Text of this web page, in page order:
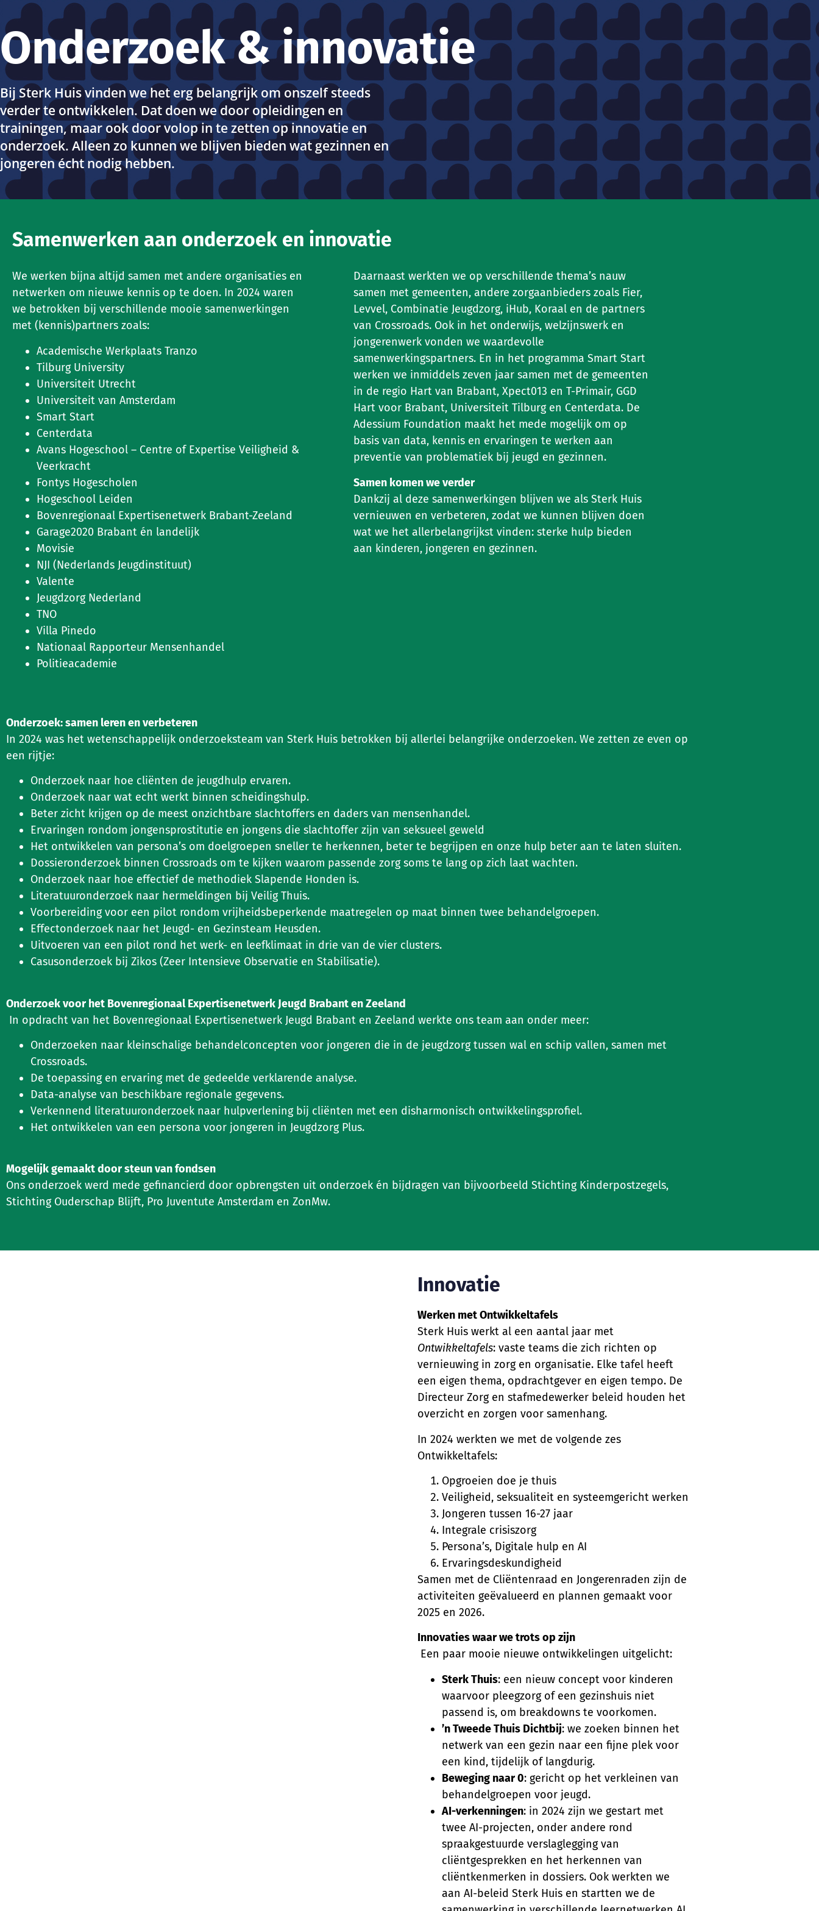
Onderzoek & innovatie
Bij Sterk Huis vinden we het erg belangrijk om onszelf steeds
verder te ontwikkelen. Dat doen we door opleidingen en
trainingen, maar ook door volop in te zetten op innovatie en
onderzoek. Alleen zo kunnen we blijven bieden wat gezinnen en
jongeren écht nodig hebben.
Samenwerken aan onderzoek en innovatie
We werken bijna altijd samen met andere organisaties en
netwerken om nieuwe kennis op te doen. In 2024 waren
we betrokken bij verschillende mooie samenwerkingen
met (kennis)partners zoals:
Academische Werkplaats Tranzo
Tilburg University
Universiteit Utrecht
Universiteit van Amsterdam
Smart Start
Centerdata
Avans Hogeschool – Centre of Expertise Veiligheid &
Veerkracht
Fontys Hogescholen
Hogeschool Leiden
Bovenregionaal Expertisenetwerk Brabant-Zeeland
Garage2020 Brabant én landelijk
Movisie
NJI (Nederlands Jeugdinstituut)
Valente
Jeugdzorg Nederland
TNO
Villa Pinedo
Nationaal Rapporteur Mensenhandel
Politieacademie
Daarnaast werkten we op verschillende thema’s nauw
samen met gemeenten, andere zorgaanbieders zoals Fier,
Levvel, Combinatie Jeugdzorg, iHub, Koraal en de partners
van Crossroads. Ook in het onderwijs, welzijnswerk en
jongerenwerk vonden we waardevolle
samenwerkingspartners. En in het programma Smart Start
werken we inmiddels zeven jaar samen met de gemeenten
in de regio Hart van Brabant, Xpect013 en T-Primair, GGD
Hart voor Brabant, Universiteit Tilburg en Centerdata. De
Adessium Foundation maakt het mede mogelijk om op
basis van data, kennis en ervaringen te werken aan
preventie van problematiek bij jeugd en gezinnen.
Samen komen we verder
Dankzij al deze samenwerkingen blijven we als Sterk Huis
vernieuwen en verbeteren, zodat we kunnen blijven doen
wat we het allerbelangrijkst vinden: sterke hulp bieden
aan kinderen, jongeren en gezinnen.
Onderzoek: samen leren en verbeteren
In 2024 was het wetenschappelijk onderzoeksteam van Sterk Huis betrokken bij allerlei belangrijke onderzoeken. We zetten ze even op
een rijtje:
Onderzoek naar hoe cliënten de jeugdhulp ervaren.
Onderzoek naar wat echt werkt binnen scheidingshulp.
Beter zicht krijgen op de meest onzichtbare slachtoffers en daders van mensenhandel.
Ervaringen rondom jongensprostitutie en jongens die slachtoffer zijn van seksueel geweld
Het ontwikkelen van persona’s om doelgroepen sneller te herkennen, beter te begrijpen en onze hulp beter aan te laten sluiten.
Dossieronderzoek binnen Crossroads om te kijken waarom passende zorg soms te lang op zich laat wachten.
Onderzoek naar hoe effectief de methodiek Slapende Honden is.
Literatuuronderzoek naar hermeldingen bij Veilig Thuis.
Voorbereiding voor een pilot rondom vrijheidsbeperkende maatregelen op maat binnen twee behandelgroepen.
Effectonderzoek naar het Jeugd- en Gezinsteam Heusden.
Uitvoeren van een pilot rond het werk- en leefklimaat in drie van de vier clusters.
Casusonderzoek bij Zikos (Zeer Intensieve Observatie en Stabilisatie).
Onderzoek voor het Bovenregionaal Expertisenetwerk Jeugd Brabant en Zeeland
In opdracht van het Bovenregionaal Expertisenetwerk Jeugd Brabant en Zeeland werkte ons team aan onder meer:
Onderzoeken naar kleinschalige behandelconcepten voor jongeren die in de jeugdzorg tussen wal en schip vallen, samen met
Crossroads.
De toepassing en ervaring met de gedeelde verklarende analyse.
Data-analyse van beschikbare regionale gegevens.
Verkennend literatuuronderzoek naar hulpverlening bij cliënten met een disharmonisch ontwikkelingsprofiel.
Het ontwikkelen van een persona voor jongeren in Jeugdzorg Plus.
Mogelijk gemaakt door steun van fondsen
Ons onderzoek werd mede gefinancierd door opbrengsten uit onderzoek én bijdragen van bijvoorbeeld Stichting Kinderpostzegels,
Stichting Ouderschap Blijft, Pro Juventute Amsterdam en ZonMw.
Innovatie
Werken met Ontwikkeltafels
Sterk Huis werkt al een aantal jaar met
Ontwikkeltafels: vaste teams die zich richten op
vernieuwing in zorg en organisatie. Elke tafel heeft
een eigen thema, opdrachtgever en eigen tempo. De
Directeur Zorg en stafmedewerker beleid houden het
overzicht en zorgen voor samenhang.
In 2024 werkten we met de volgende zes
Ontwikkeltafels:
Opgroeien doe je thuis
Veiligheid, seksualiteit en systeemgericht werken
Jongeren tussen 16-27 jaar
Integrale crisiszorg
Persona’s, Digitale hulp en AI
Ervaringsdeskundigheid
Samen met de Cliëntenraad en Jongerenraden zijn de
activiteiten geëvalueerd en plannen gemaakt voor
2025 en 2026.
Innovaties waar we trots op zijn
Een paar mooie nieuwe ontwikkelingen uitgelicht:
Sterk Thuis: een nieuw concept voor kinderen
waarvoor pleegzorg of een gezinshuis niet
passend is, om breakdowns te voorkomen.
’n Tweede Thuis Dichtbij: we zoeken binnen het
netwerk van een gezin naar een fijne plek voor
een kind, tijdelijk of langdurig.
Beweging naar 0: gericht op het verkleinen van
behandelgroepen voor jeugd.
AI-verkenningen: in 2024 zijn we gestart met
twee AI-projecten, onder andere rond
spraakgestuurde verslaglegging van
cliëntgesprekken en het herkennen van
cliëntkenmerken in dossiers. Ook werkten we
aan AI-beleid Sterk Huis en startten we de